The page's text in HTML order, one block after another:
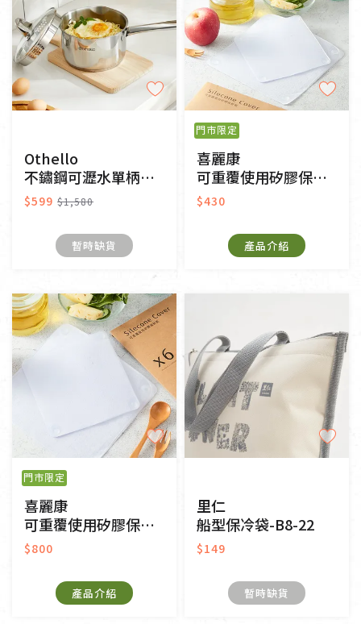
Othello
不鏽鋼可瀝水單柄湯鍋18cm
$599 $1,580
暫時缺貨
門市限定
喜麗康
可重覆使用矽膠保鮮膜
$430
產品介紹
門市限定
喜麗康
可重覆使用矽膠保鮮膜-豪華6入組
$800
產品介紹
里仁
船型保冷袋-B8-22
$149
暫時缺貨